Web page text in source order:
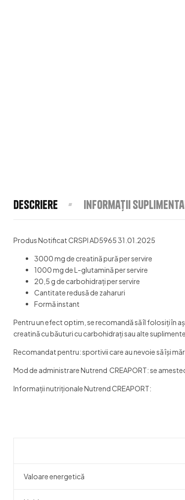
Descriere Informații
Produs Notificat CRSPI AD5965 31.01.2025
3000 mg de creatină pură per servire
1000 mg de L-glutamină per servire
20,5 g de carbohidrați per servire
Cantitate redusă de zaharuri
Formă instant
Pentru un efect optim, se recomandă să îl folosiţi în
creatină cu băuturi cu carbohidraţi sau alte suplimente.
Recomandat pentru: sportivii care au nevoie să îşi
Mod de administrare Nutrend CREAPORT: se
Informații nutriționale Nutrend CREAPORT:
Valoare energetică